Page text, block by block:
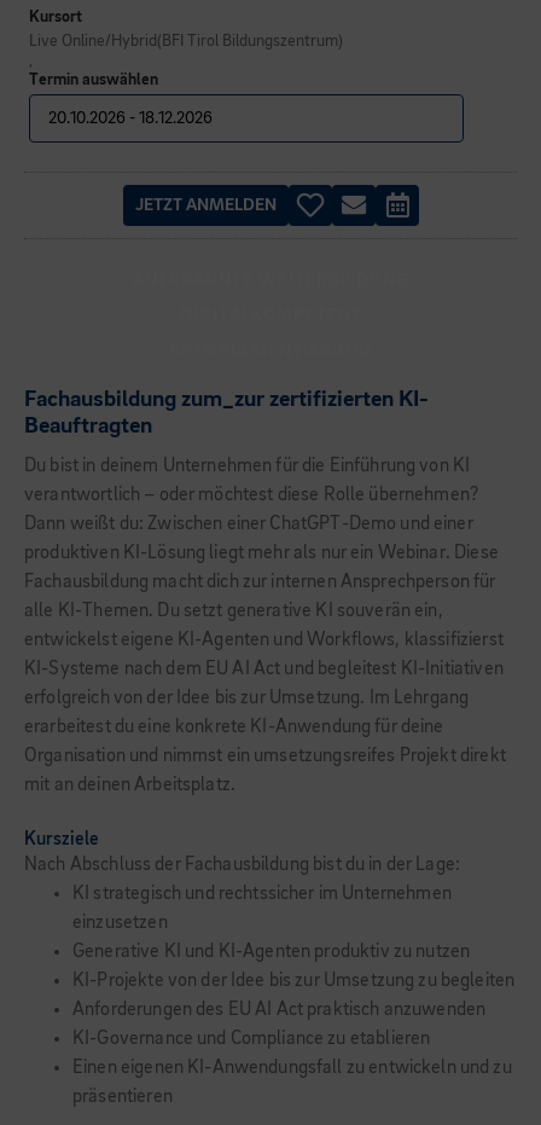
Kursort
Live Online/Hybrid(BFI Tirol Bildungszentrum)
,
Termin auswählen
JETZT ANMELDEN
Fachausbildung zum_zur zertifizierten KI-
Beauftragten
Du bist in deinem Unternehmen für die Einführung von KI
verantwortlich – oder möchtest diese Rolle übernehmen?
Dann weißt du: Zwischen einer ChatGPT-Demo und einer
produktiven KI-Lösung liegt mehr als nur ein Webinar. Diese
Fachausbildung macht dich zur internen Ansprechperson für
alle KI-Themen. Du setzt generative KI souverän ein,
entwickelst eigene KI-Agenten und Workflows, klassifizierst
KI-Systeme nach dem EU AI Act und begleitest KI-Initiativen
erfolgreich von der Idee bis zur Umsetzung. Im Lehrgang
erarbeitest du eine konkrete KI-Anwendung für deine
Organisation und nimmst ein umsetzungsreifes Projekt direkt
mit an deinen Arbeitsplatz.
Kursziele
Nach Abschluss der Fachausbildung bist du in der Lage:
KI strategisch und rechtssicher im Unternehmen
einzusetzen
Generative KI und KI-Agenten produktiv zu nutzen
KI-Projekte von der Idee bis zur Umsetzung zu begleiten
Anforderungen des EU AI Act praktisch anzuwenden
KI-Governance und Compliance zu etablieren
Einen eigenen KI-Anwendungsfall zu entwickeln und zu
präsentieren